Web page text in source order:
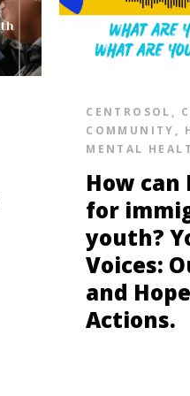
CENTROSOL ,
COMMUNITY ,
MENTAL
How can
for
youth?
Voices:
and
Actions.